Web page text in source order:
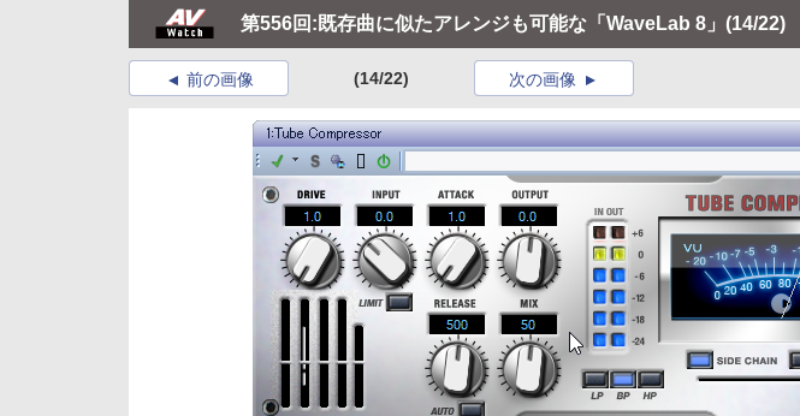
第556回:既存曲に似たアレンジも可能な「WaveLab 8」 (14/22)
前の画像 (14/22) 次の画像